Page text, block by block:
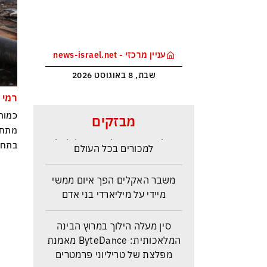
עניין מרכזי - news-israel.net
שבת, 8 באוגוסט 2026
מבזקים
מלחמת טראמפ בקרטל הסמים
הקולומביאני ייקר את הקוקאין
למכורים בכל העולם
משבר האקלים הפך איום ממשי
מיידי על מיליארדי בני אדם
סין מעלה הילוך במרוץ הבינה
המלאכותית: ByteDance מאמנת
מפלצת של טריליוני פרמטרים